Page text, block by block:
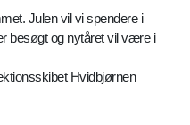
Julen vil vi spendere i
besøgt og nytåret vil være i
Hvidbjørnen